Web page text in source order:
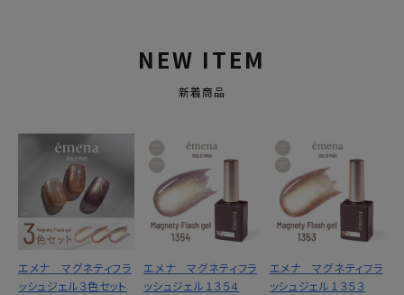
NEW ITEM
新着商品
エメナ マグネティフラ
ッシュジェル３色セット
エメナ マグネティフラ
ッシュジェル１３５４
エメナ マグネティフラ
ッシュジェル１３５３